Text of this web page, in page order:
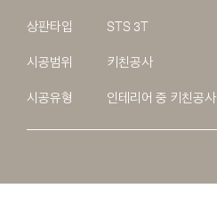
상판타입 STS 3T
시공범위 키친공사
시공유형 인테리어 중 키친공사